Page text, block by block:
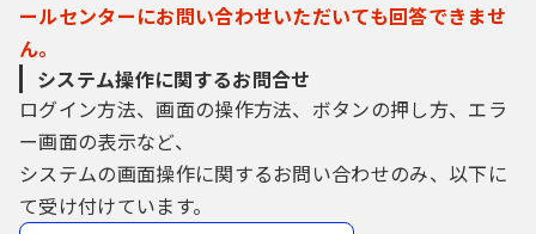
利用者は、次の事項をご確認ください。
（１）利用者ＩＤ、パスワード、整理番号及
びパスワード（申請データ用）は、他者に知
られないように管理してください。
ールセンターにお問い合わせいただいても回答できませ
ん。
システム操作に関するお問合せ
ログイン方法、画面の操作方法、ボタンの押し方、エラ
ー画面の表示など、
システムの画面操作に関するお問い合わせのみ、以下に
て受け付けています。